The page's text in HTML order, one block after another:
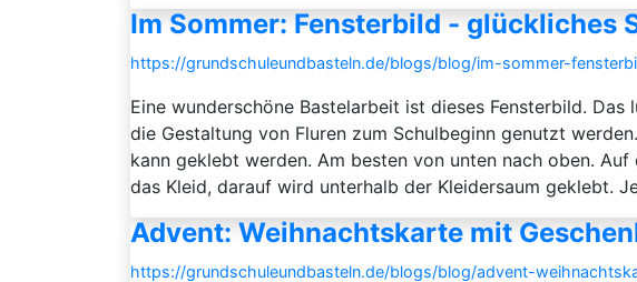
Im Sommer: Fensterbild - glückliches
https://grundschuleundbasteln.de/blogs/blog/im-sommer-
Eine wunderschöne Bastelarbeit ist dieses Fensterbild.
die Gestaltung von Fluren zum Schulbeginn genutzt
kann geklebt werden. Am besten von unten nach oben.
das Kleid, darauf wird unterhalb der Kleidersaum geklebt.
Advent: Weihnachtskarte mit
https://grundschuleundbasteln.de/blogs/blog/advent-